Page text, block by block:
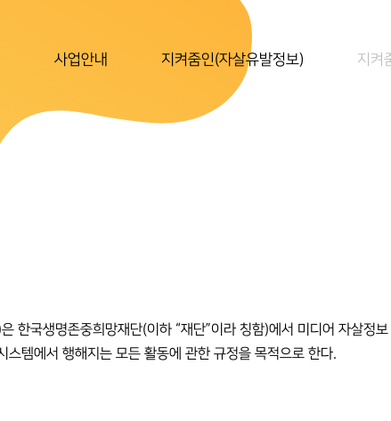
사업안내 지켜줌인(자살유발정보) 지켜
한국생명존중희망재단(이하 “재단”이라 칭함)에서 미디어 자살
스템에서 행해지는 모든 활동에 관한 규정을 목적으로 한다.